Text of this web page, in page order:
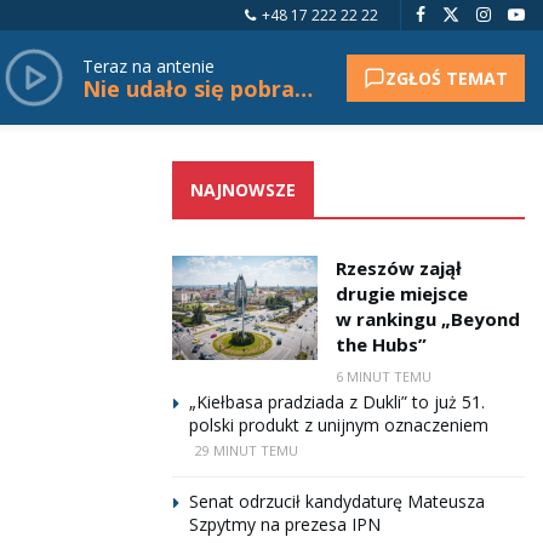
+48 17 222 22 22
Teraz na antenie
Nie udało się pobrać tytułu. ZGŁOŚ TEMAT
NAJNOWSZE
Rzeszów zajął
drugie miejsce
w rankingu „Beyond
the Hubs”
6 MINUT TEMU
„Kiełbasa pradziada z Dukli” to już 51.
polski produkt z unijnym oznaczeniem
29 MINUT TEMU
Senat odrzucił kandydaturę Mateusza
Szpytmy na prezesa IPN